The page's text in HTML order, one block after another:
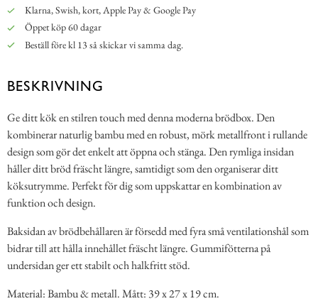
Klarna, Swish, kort, Apple Pay & Google Pay
Öppet köp 60 dagar
Beställ före kl 13 så skickar vi samma dag.
BESKRIVNING
Ge ditt kök en stilren touch med denna moderna brödbox. Den
kombinerar naturlig bambu med en robust, mörk metallfront i rullande
design som gör det enkelt att öppna och stänga. Den rymliga insidan
håller ditt bröd fräscht längre, samtidigt som den organiserar ditt
köksutrymme. Perfekt för dig som uppskattar en kombination av
funktion och design.
Baksidan av brödbehållaren är försedd med fyra små ventilationshål som
bidrar till att hålla innehållet fräscht längre. Gummifötterna på
undersidan ger ett stabilt och halkfritt stöd.
Material: Bambu & metall. Mått: 39 x 27 x 19 cm.